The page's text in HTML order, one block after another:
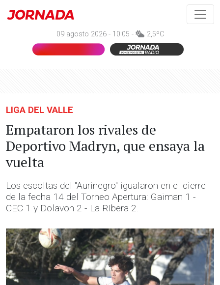
09 agosto 2026 - 10:05 - 2,5ºC
LIGA DEL VALLE
Empataron los rivales de
Deportivo Madryn, que ensaya la
vuelta
Los escoltas del "Aurinegro" igualaron en el cierre
de la fecha 14 del Torneo Apertura: Gaiman 1 -
CEC 1 y Dolavon 2 - La RIbera 2.